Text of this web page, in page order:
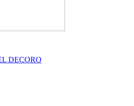
DECORO